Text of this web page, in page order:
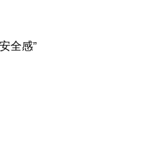
全感”